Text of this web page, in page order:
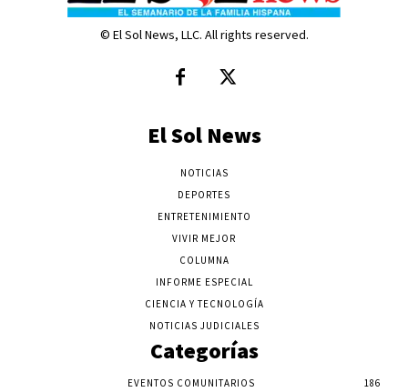
© El Sol News, LLC. All rights reserved.
El Sol News
NOTICIAS
DEPORTES
ENTRETENIMIENTO
VIVIR MEJOR
COLUMNA
INFORME ESPECIAL
CIENCIA Y TECNOLOGÍA
NOTICIAS JUDICIALES
Categorías
EVENTOS COMUNITARIOS
186